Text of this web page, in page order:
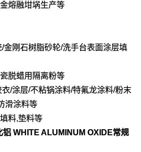
熔融坩埚生产等
金刚石树脂砂轮/洗手台表面涂层填
脱蜡用隔离粉等
/涂层/不粘锅涂料/特氟龙涂料/粉末
滑涂料等
料,垫料等
铝 WHITE ALUMINUM OXIDE常规